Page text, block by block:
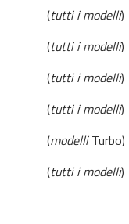
(tutti i modelli)
(tutti i modelli)
(tutti i modelli)
(tutti i modelli)
(modelliTurbo)
(tutti i modelli)